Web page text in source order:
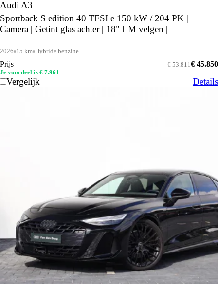
Audi A3
Sportback S edition 40 TFSI e 150 kW / 204 PK |
Camera | Getint glas achter | 18" LM velgen |
2026 15 km Hybride benzine
Prijs € 45.850
€ 53.811
Je voordeel is € 7.961
Vergelijk Details